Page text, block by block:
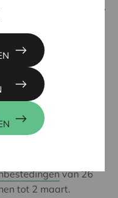
Agentschap Wonen-
en Cera.
Agentschap
op over het
in
stellen ze een
is terug
van 26
tot 2 maart.